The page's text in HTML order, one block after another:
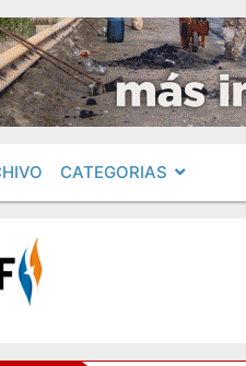
CATEGORIAS